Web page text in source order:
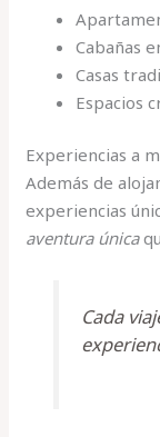
Cabañas
Casas
Espacios
Experiencias a
Además de
experiencias
aventura única
Cada